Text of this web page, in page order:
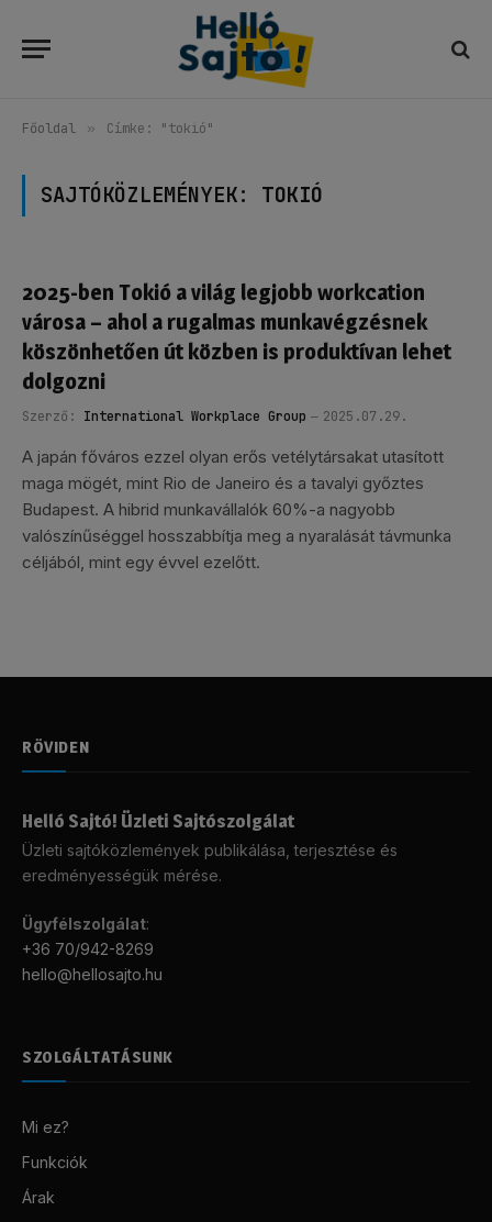
Főoldal » Címke: "tokió"
SAJTÓKÖZLEMÉNYEK: TOKIÓ
2025-ben Tokió a világ legjobb workcation
városa – ahol a rugalmas munkavégzésnek
köszönhetően út közben is produktívan lehet
dolgozni
Szerző: International Workplace Group 2025.07.29.
A japán főváros ezzel olyan erős vetélytársakat utasított
maga mögét, mint Rio de Janeiro és a tavalyi győztes
Budapest. A hibrid munkavállalók 60%-a nagyobb
valószínűséggel hosszabbítja meg a nyaralását távmunka
céljából, mint egy évvel ezelőtt.
RÖVIDEN
Helló Sajtó! Üzleti Sajtószolgálat
Üzleti sajtóközlemények publikálása, terjesztése és
eredményességük mérése.
Ügyfélszolgálat:
+36 70/942-8269
hello@hellosajto.hu
SZOLGÁLTATÁSUNK
Mi ez?
Funkciók
Árak